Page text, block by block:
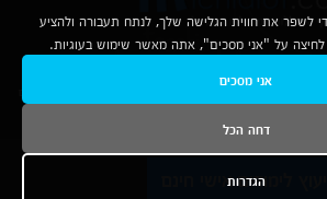
בע"מ | מכללות|
נשמח לעמוד לשירותך בטלפון
1-800-780-760
ייעוץ לימודים אישי חינם
לשפר את חווית הגלישה שלך, לנתח תעבורה ולהציע
לחיצה על "אני מסכים", אתה מאשר שימוש בעוגיות.
אני מסכים
דחה הכל
הגדרות